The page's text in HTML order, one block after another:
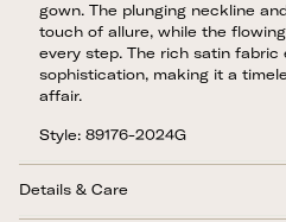
gown. The plunging neckline
touch of allure, while the
every step. The rich satin fabric
sophistication, making it a
affair.
Style: 89176-2024G
Details & Care